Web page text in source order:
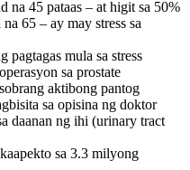
na 45 pataas – at higit sa 50%
65 – ay may stress sa
pagtagas mula sa stress
sa prostate
aktibong pantog
sa opisina ng doktor
daanan ng ihi (urinary tract
sa 3.3 milyong